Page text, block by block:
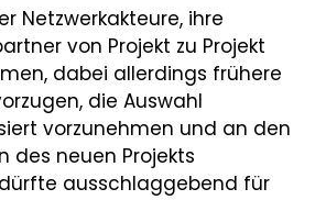
Netzwerkakteure, ihre
von Projekt zu Projekt
dabei allerdings frühere
die Auswahl
vorzunehmen und an den
des neuen Projekts
ausschlaggebend für